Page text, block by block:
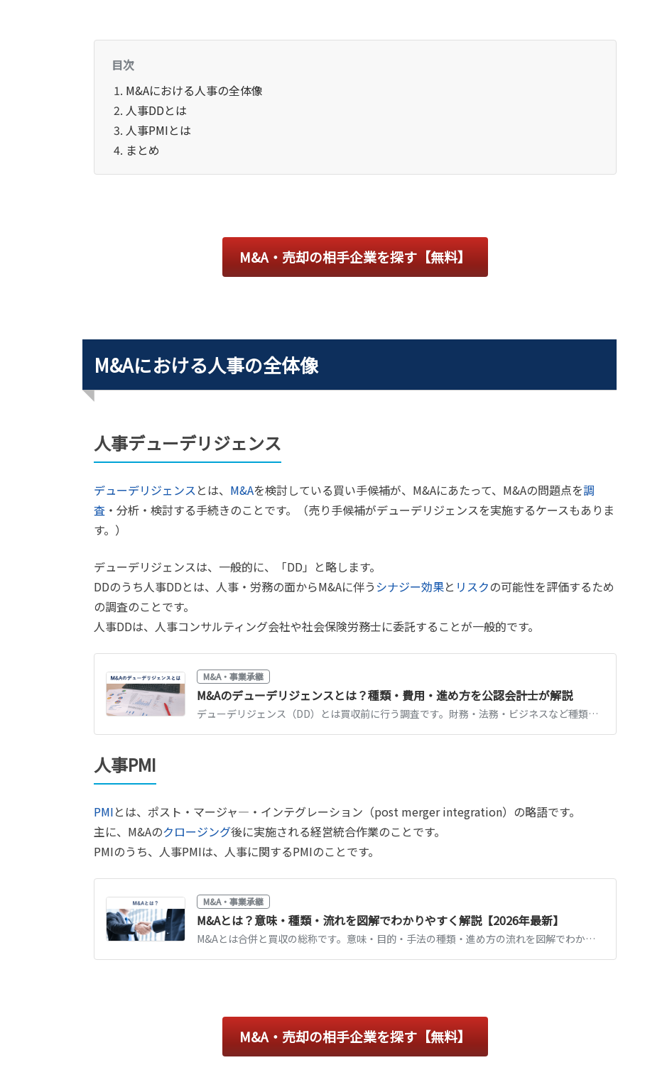
目次
M&Aにおける人事の全体像
人事DDとは
人事PMIとは
まとめ
M&A・売却の相手企業を探す【無料】
M&Aにおける人事の全体像
人事デューデリジェンス
デューデリジェンスとは、 M&Aを検討している買い手候補が、M&Aにあたって、M&Aの問題点を調
査 ・分析・検討する手続きのことです。（売り手候補がデューデリジェンスを実施するケースもありま
す。）
デューデリジェンスは、一般的に、「DD」と略します。
DDのうち人事DDとは、人事・労務の面からM&Aに伴うシナジー効果と リスクの可能性を評価するため
の調査のことです。
人事DDは、人事コンサルティング会社や社会保険労務士に委託することが一般的です。
M&A・事業承継
M&Aのデューデリジェンスとは？種類・費用・進め方を公認会計士が解説
デューデリジェンス（DD）とは買収前に行う調査です。財務・法務・ビジネスなど種類別の調査項目、費用相場、進め方と期間、中小M&Aでの実務ポイントを公認会計士が解説します。
人事PMI
PMIとは、ポスト・マージャ―・インテグレーション（post merger integration）の略語です。
主に、M&Aのクロージング後に実施される経営統合作業のことです。
PMIのうち、人事PMIは、人事に関するPMIのことです。
M&A・事業承継
M&Aとは？意味・種類・流れを図解でわかりやすく解説【2026年最新】
M&Aとは合併と買収の総称です。意味・目的・手法の種類・進め方の流れを図解でわかりやすく解説。中小企業の事業承継での活用や2026年の最新動向もまとめています。
M&A・売却の相手企業を探す【無料】